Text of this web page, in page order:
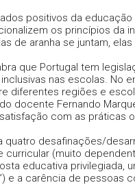
positivos da
os princípios da
de aranha se juntam,
que Portugal tem
nas escolas. No
diferentes regiões e
docente Fernando
com as práticas
desafinações/
curricular (muito
educativa privilegiada,
e a carência de pessoas